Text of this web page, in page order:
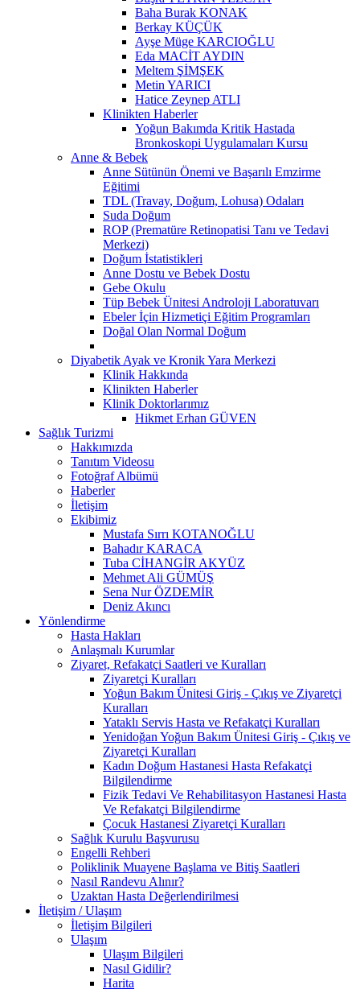
Baha Burak KONAK
Berkay KÜÇÜK
Ayşe Müge KARCIOĞLU
Eda MACİT AYDIN
Meltem ŞİMŞEK
Metin YARICI
Hatice Zeynep ATLI
Klinikten Haberler
Yoğun Bakımda Kritik Hastada
Bronkoskopi Uygulamaları Kursu
Anne & Bebek
Anne Sütünün Önemi ve Başarılı Emzirme
Eğitimi
TDL (Travay, Doğum, Lohusa) Odaları
Suda Doğum
ROP (Prematüre Retinopatisi Tanı ve Tedavi
Merkezi)
Doğum İstatistikleri
Anne Dostu ve Bebek Dostu
Gebe Okulu
Tüp Bebek Ünitesi Androloji Laboratuvarı
Ebeler İçin Hizmetiçi Eğitim Programları
Doğal Olan Normal Doğum
Diyabetik Ayak ve Kronik Yara Merkezi
Klinik Hakkında
Klinikten Haberler
Klinik Doktorlarımız
Hikmet Erhan GÜVEN
Sağlık Turizmi
Hakkımızda
Tanıtım Videosu
Fotoğraf Albümü
Haberler
İletişim
Ekibimiz
Mustafa Sırrı KOTANOĞLU
Bahadır KARACA
Tuba CİHANGİR AKYÜZ
Mehmet Ali GÜMÜŞ
Sena Nur ÖZDEMİR
Deniz Akıncı
Yönlendirme
Hasta Hakları
Anlaşmalı Kurumlar
Ziyaret, Refakatçi Saatleri ve Kuralları
Ziyaretçi Kuralları
Yoğun Bakım Ünitesi Giriş - Çıkış ve Ziyaretçi
Kuralları
Yataklı Servis Hasta ve Refakatçi Kuralları
Yenidoğan Yoğun Bakım Ünitesi Giriş - Çıkış ve
Ziyaretçi Kuralları
Kadın Doğum Hastanesi Hasta Refakatçi
Bilgilendirme
Fizik Tedavi Ve Rehabilitasyon Hastanesi Hasta
Ve Refakatçi Bilgilendirme
Çocuk Hastanesi Ziyaretçi Kuralları
Sağlık Kurulu Başvurusu
Engelli Rehberi
Poliklinik Muayene Başlama ve Bitiş Saatleri
Nasıl Randevu Alınır?
Uzaktan Hasta Değerlendirilmesi
İletişim / Ulaşım
İletişim Bilgileri
Ulaşım
Ulaşım Bilgileri
Nasıl Gidilir?
Harita